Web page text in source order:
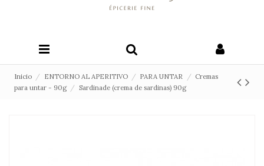
Inicio ENTORNO AL APERITIVO PARA UNTAR
Cremas
para untar - 90g
Sardinade (crema de sardinas) 90g